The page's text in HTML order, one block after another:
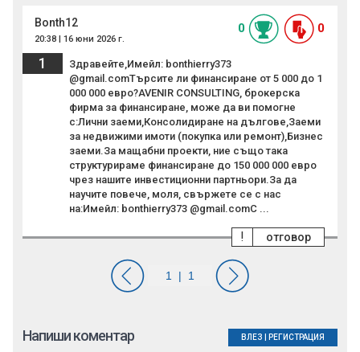
Bonth12
20:38 | 16 юни 2026 г.
0 0
1
Здравейте,Имейл: bonthierry373
@gmail.comТърсите ли финансиране от 5 000 до 1
000 000 евро?AVENIR CONSULTING, брокерска
фирма за финансиране, може да ви помогне
с:Лични заеми,Консолидиране на дългове,Заеми
за недвижими имоти (покупка или ремонт),Бизнес
заеми.За мащабни проекти, ние също така
структурираме финансиране до 150 000 000 евро
чрез нашите инвестиционни партньори.За да
научите повече, моля, свържете се с нас
на:Имейл: bonthierry373 @gmail.comС ...
отговор
!
Напиши коментар ВЛЕЗ РЕГИСТРАЦИЯ